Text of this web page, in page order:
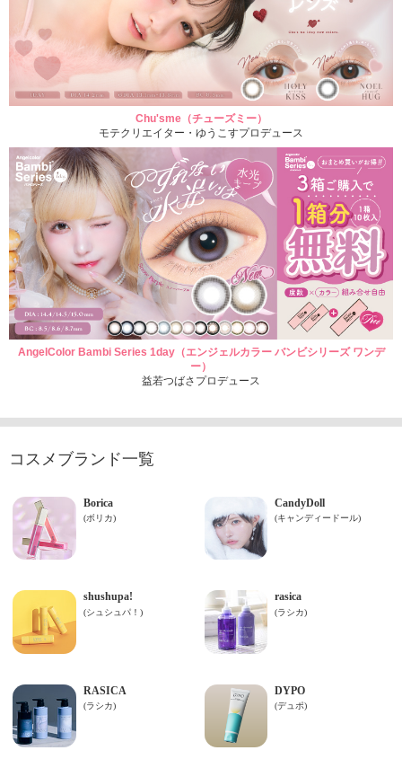
Chu'sme（チューズミー）
モテクリエイター・ゆうこすプロデュース
AngelColor Bambi Series 1day（エンジェルカラー バンビシリーズ ワンデ
ー）
益若つばさプロデュース
コスメブランド一覧